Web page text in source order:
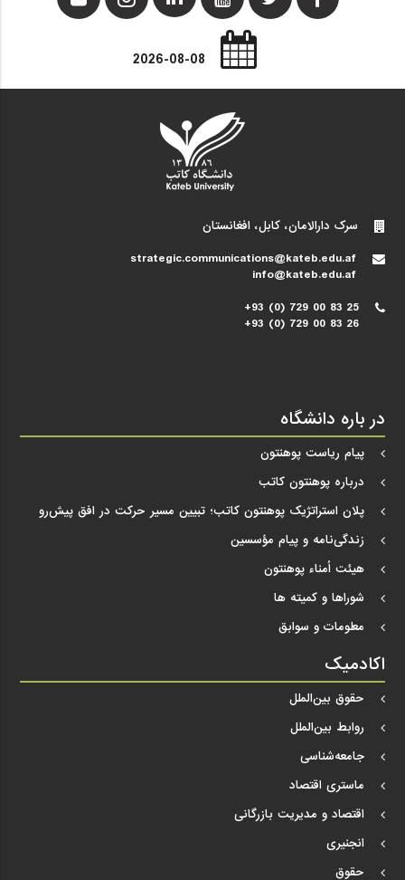
2026-08-08
سرک دارالامان، کابل، افغانستان
strategic.communications@kateb.edu.af
info@kateb.edu.af
+93 (0) 729 00 83 25
+93 (0) 729 00 83 26
در باره دانشگاه
پیام ریاست پوهنتون
درباره پوهنتون کاتب
پلان استراتژیک پوهنتون کاتب؛ تبیین مسیر حرکت در افق پیش‌رو
زندگی‌نامه و پیام مؤسسین
هیئت اُمناء پوهنتون
شوراها و کمیته ها
معلومات و سوابق
اکادمیک
حقوق بین‌الملل
روابط بین‌الملل
جامعه‌شناسی
ماستری اقتصاد
اقتصاد و مدیریت بازرگانی
انجنیری
حقوق